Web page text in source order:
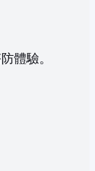
體驗。